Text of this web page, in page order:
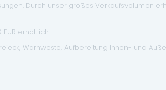
Durch unser großes Verkaufsvolumen
erhältlich.
Warnweste, Aufbereitung Innen- und